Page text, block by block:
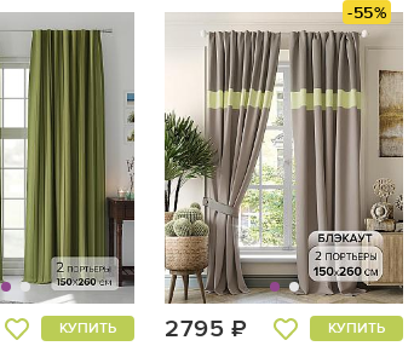
КУПИТЬ
-55%
2795 ₽ КУПИТЬ